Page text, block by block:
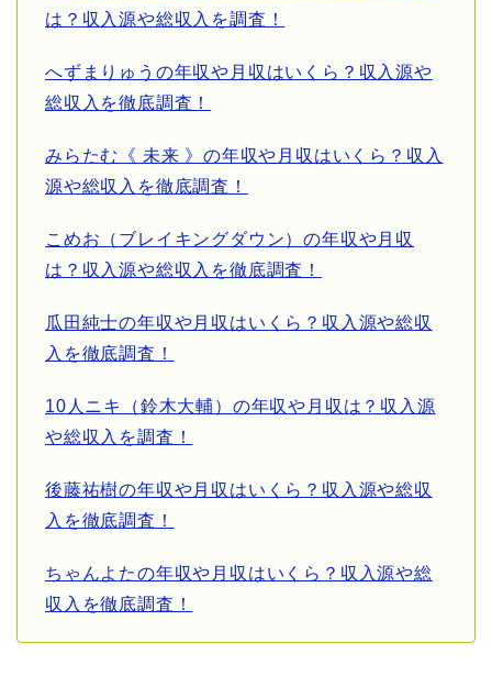
は？収入源や総収入を調査！
へずまりゅうの年収や月収はいくら？収入源や
総収入を徹底調査！
みらたむ《 未来 》の年収や月収はいくら？収入
源や総収入を徹底調査！
こめお（ブレイキングダウン）の年収や月収
は？収入源や総収入を徹底調査！
瓜田純士の年収や月収はいくら？収入源や総収
入を徹底調査！
10人ニキ（鈴木大輔）の年収や月収は？収入源
や総収入を調査！
後藤祐樹の年収や月収はいくら？収入源や総収
入を徹底調査！
ちゃんよたの年収や月収はいくら？収入源や総
収入を徹底調査！